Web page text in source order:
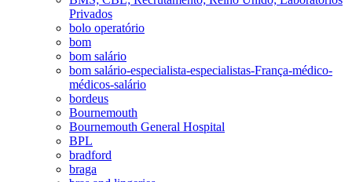
Privados
bolo operatório
bom
bom salário
bom salário-especialista-especialistas-França-médico-
médicos-salário
bordeus
Bournemouth
Bournemouth General Hospital
BPL
bradford
braga